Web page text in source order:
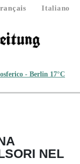
Italiano
- Berlin 17°C
NEL